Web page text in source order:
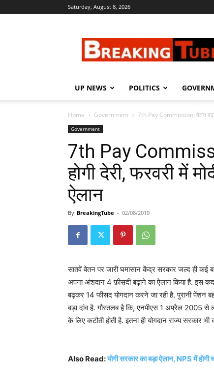
Saturday, August 8, 2026
UP NEWS POLITICS
Home Government 7th Pay Commission: वेतन
Government
7th Pay
होगी देरी, फरवरी में
ऐलान
By BreakingTube - 02/08/2019
सातवें वेतन पर जारी घमासान केंद्र सरकार जल्द ही
अपना अंशदान 4 फ़ीसदी बढ़ाने का ऐलान किया है. इस
बढ़कर 14 फीसद योगदान करने जा रही है. पुरानी पेंशन
बड़ा दांव है. गौरतलब है कि, एनपीएस 1 अप्रैल 2005 से
के लिए कटौती होती है. इतना ही योगदान राज्य सरकार भी
Also Read:योगी सरकार का बड़ा ऐलान, NPS में होगी